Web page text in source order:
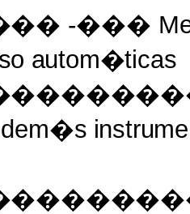
-���
autom�ticas
dem�s